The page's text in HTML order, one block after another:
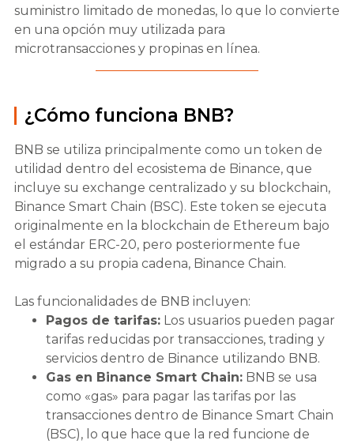
suministro limitado de monedas, lo que lo convierte
en una opción muy utilizada para
microtransacciones y propinas en línea.
¿Cómo funciona BNB?
BNB se utiliza principalmente como un token de
utilidad dentro del ecosistema de Binance, que
incluye su exchange centralizado y su blockchain,
Binance Smart Chain (BSC). Este token se ejecuta
originalmente en la blockchain de Ethereum bajo
el estándar ERC-20, pero posteriormente fue
migrado a su propia cadena, Binance Chain.
Las funcionalidades de BNB incluyen:
Pagos de tarifas:Los usuarios pueden pagar
tarifas reducidas por transacciones, trading y
servicios dentro de Binance utilizando BNB.
Gas en Binance Smart Chain:BNB se usa
como «gas» para pagar las tarifas por las
transacciones dentro de Binance Smart Chain
(BSC), lo que hace que la red funcione de